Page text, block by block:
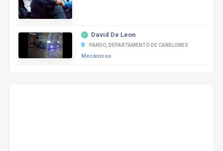
David De Leon
PANDO, DEPARTAMENTO DE CANELONES
Mecánicos